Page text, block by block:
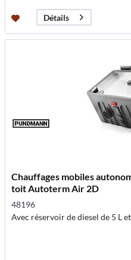
Détails
Chauffages mobiles
toit Autoterm Air 2D
48196
Avec réservoir de diesel de 5 L